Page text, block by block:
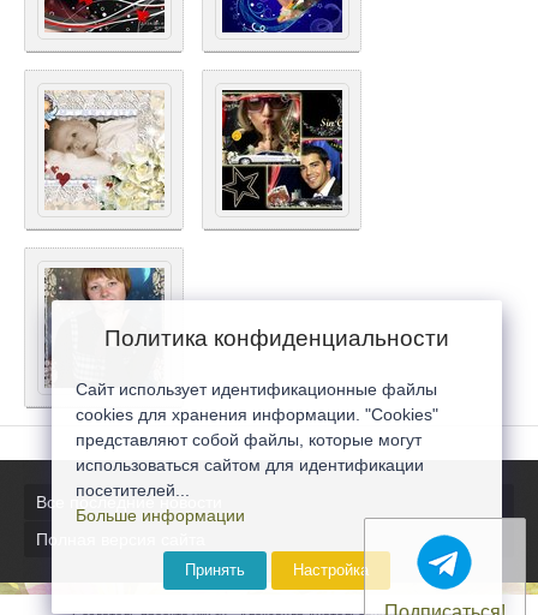
Все последние новости
Полная версия сайта
Политика конфиденциальности
Сайт использует идентификационные файлы
cookies для хранения информации. "Cookies"
представляют собой файлы, которые могут
использоваться сайтом для идентификации
посетителей...
Больше информации
Принять Настройка